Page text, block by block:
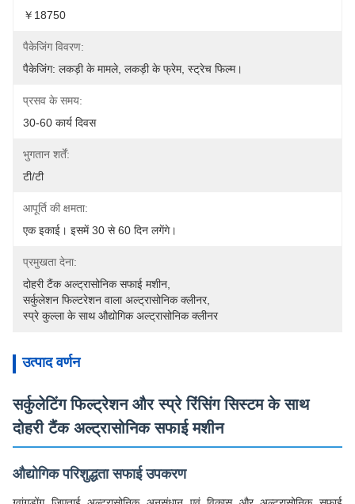
￥18750
पैकेजिंग विवरण:
पैकेजिंग: लकड़ी के मामले, लकड़ी के फ्रेम, स्ट्रेच फिल्म।
प्रसव के समय:
30-60 कार्य दिवस
भुगतान शर्तें:
टी/टी
आपूर्ति की क्षमता:
एक इकाई। इसमें 30 से 60 दिन लगेंगे।
प्रमुखता देना:
दोहरी टैंक अल्ट्रासोनिक सफाई मशीन
सर्कुलेशन फिल्टरेशन वाला अल्ट्रासोनिक क्लीनर,
स्प्रे कुल्ला के साथ औद्योगिक अल्ट्रासोनिक क्लीनर
उत्पाद वर्णन
सर्कुलेटिंग फिल्ट्रेशन और स्प्रे रिंसिंग सिस्टम के साथ
दोहरी टैंक अल्ट्रासोनिक सफाई मशीन
औद्योगिक परिशुद्धता सफाई उपकरण